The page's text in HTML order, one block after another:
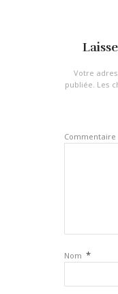
Votre
publiée. Les
Commentaire
Nom *